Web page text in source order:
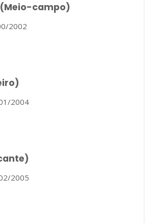
campo)
2002
2004
2005